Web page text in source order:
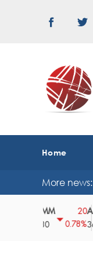
Home
More news:
0.78%
ACES
360